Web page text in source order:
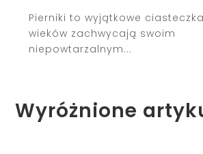
Pierniki to wyjątkowe
wieków zachwycają swoim
niepowtarzalnym...
Wyróżnione